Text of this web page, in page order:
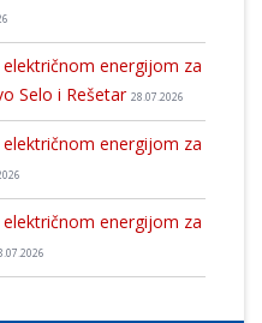
energijom za
Selo i Rešetar 28.07.2026
energijom za
energijom za